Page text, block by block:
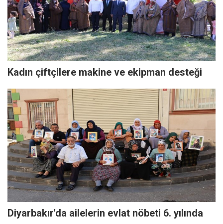
Kadın çiftçilere makine ve ekipman desteği
Diyarbakır'da ailelerin evlat nöbeti 6. yılında